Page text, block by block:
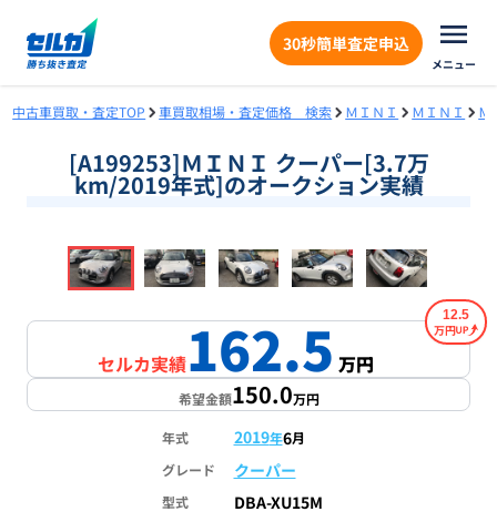
30秒簡単査定申込
メニュー
中古車買取・査定TOP 車買取相場・査定価格 検索 ＭＩＮＩ ＭＩＮＩ Ｍ
[A199253]ＭＩＮＩ クーパー[3.7万
km/2019年式]のオークション実績
1/18
セルカ実績162.5万円
12.5
万円
希望金額150.0万円
年式 2019年6月
グレード
クーパー
型式 DBA-XU15M